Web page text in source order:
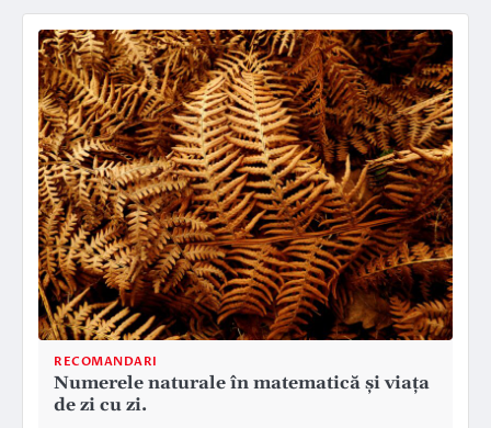
RECOMANDARI
Numerele naturale în matematică și viața
de zi cu zi.